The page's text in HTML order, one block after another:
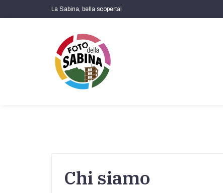
La Sabina, bella scoperta!
Chi siamo